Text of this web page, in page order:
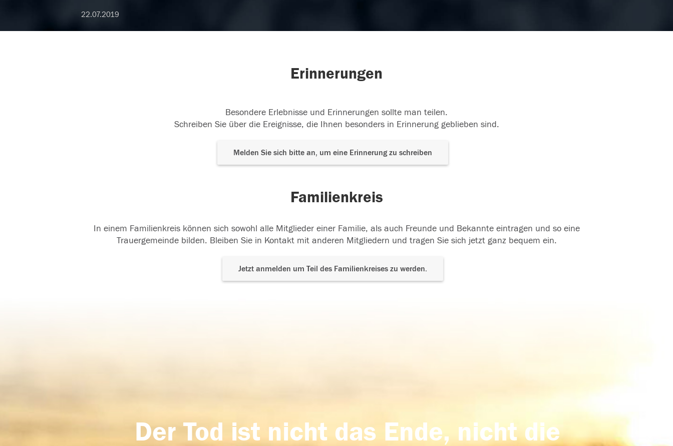
22.07.2019
Erinnerungen
Besondere Erlebnisse und Erinnerungen sollte man teilen.
Schreiben Sie über die Ereignisse, die Ihnen besonders in Erinnerung geblieben sind.
Melden Sie sich bitte an, um eine Erinnerung zu schreiben
Familienkreis
In einem Familienkreis können sich sowohl alle Mitglieder einer Familie, als auch Freunde und Bekannte eintragen und so eine
Trauergemeinde bilden. Bleiben Sie in Kontakt mit anderen Mitgliedern und tragen Sie sich jetzt ganz bequem ein.
Jetzt anmelden um Teil des Familienkreises zu werden.
Der Tod ist nicht das Ende, nicht die